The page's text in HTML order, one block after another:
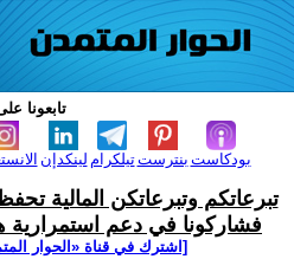
تابعونا
لينكدإن تيلكرامبنترست بودكاست
تبرعاتكم وتبرعاتكن المالية
فشاركونا في دعم استمرارية
[اشترك في قناة ‫«الحوار